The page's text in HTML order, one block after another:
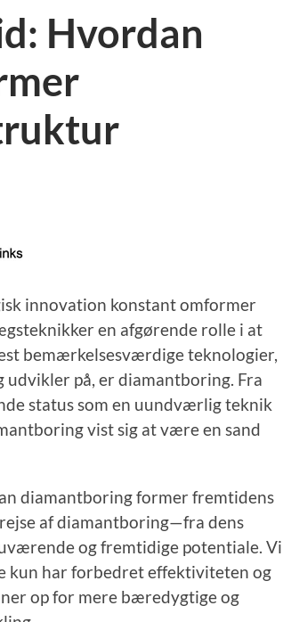
Hvordan
innovation konstant omformer
en afgørende rolle i at
bemærkelsesværdige teknologier,
på, er diamantboring. Fra
status som en uundværlig teknik
vist sig at være en sand
diamantboring former fremtidens
af diamantboring—fra dens
og fremtidige potentiale. Vi
kun har forbedret effektiviteten og
op for mere bæredygtige og